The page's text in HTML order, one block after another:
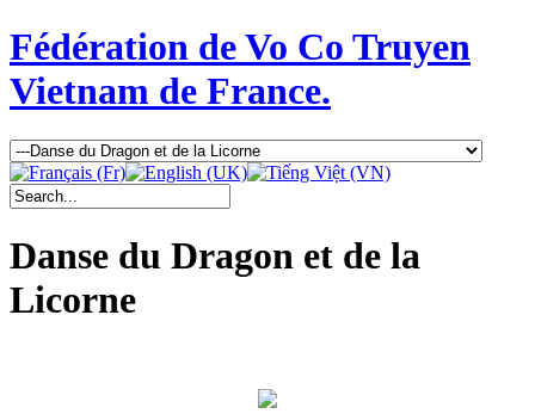
Fédération de Vo Co Truyen
Vietnam de France.
Danse du Dragon et de la
Licorne